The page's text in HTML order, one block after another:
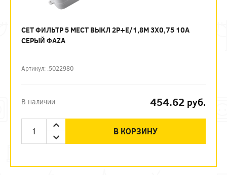
СЕТ ФИЛЬТР 5 МЕСТ ВЫКЛ 2P+E/1,8М 3Х0,75 10А
СЕРЫЙ ФАZА
Артикул: .5022980
В наличии 454.62 руб.
В КОРЗИНУ